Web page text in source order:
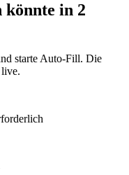
könnte in 2
starte Auto-Fill. Die
live.